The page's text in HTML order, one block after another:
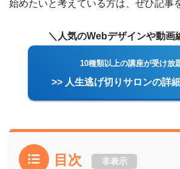
始めたいと考えている方は、ぜひ記事
＼人気のWebデザインや動画
10種類以上の講座が受け放
>> 人生逃げ切りサロンの詳
目次 非表示